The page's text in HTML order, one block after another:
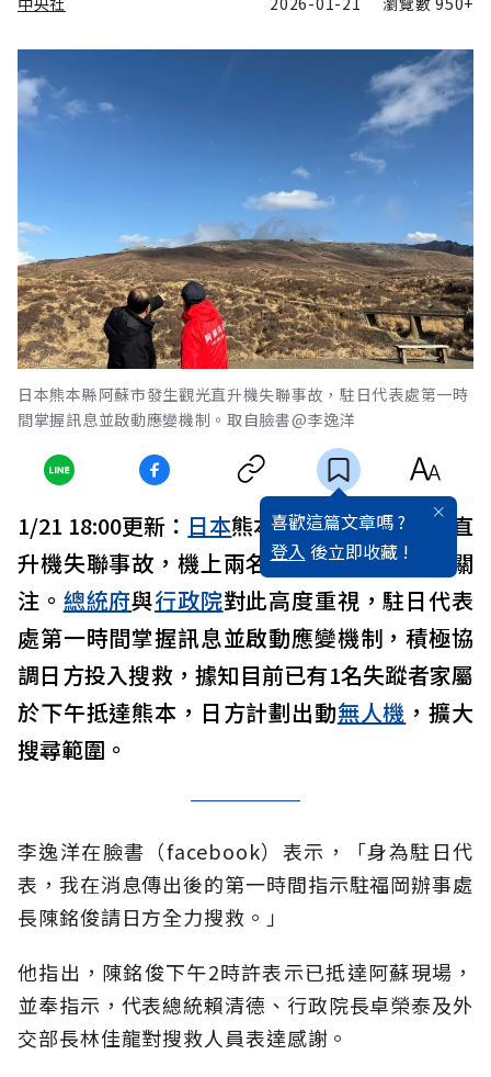
日本熊本縣阿蘇市發生觀光直升機失聯事故，駐日代表處第一時
間掌握訊息並啟動應變機制。取自臉書@李逸洋
喜歡這篇文章嗎 ?
登入 後立即收藏 !
1/21 18:00更新： 日本熊本縣阿蘇市發生觀光直
升機失聯事故，機上兩名台灣旅客安危備受關
注。 總統府與行政院對此高度重視，駐日代表
處第一時間掌握訊息並啟動應變機制，積極協
調日方投入搜救，據知目前已有1名失蹤者家屬
於下午抵達熊本，日方計劃出動無人機 ，擴大
搜尋範圍。
李逸洋在臉書（facebook）表示，「身為駐日代
表，我在消息傳出後的第一時間指示駐福岡辦事處
長陳銘俊請日方全力搜救。」
他指出，陳銘俊下午2時許表示已抵達阿蘇現場，
並奉指示，代表總統賴清德、行政院長卓榮泰及外
交部長林佳龍對搜救人員表達感謝。